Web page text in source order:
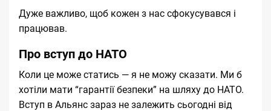
Дуже важливо, щоб кожен з нас сфокусувався і
працював.
Про вступ до НАТО
Коли це може статись — я не можу сказати. Ми б
хотіли мати “гарантії безпеки” на шляху до НАТО.
Вступ в Альянс зараз не залежить сьогодні від